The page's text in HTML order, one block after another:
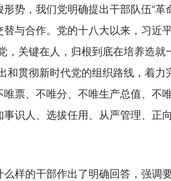
势，我们党明确提出干部队伍“革
与合作。党的十八大以来，习近
，关键在人，归根到底在培养造就
和贯彻新时代党的组织路线，着力
票、不唯分、不唯生产总值、不
识人、选拔任用、从严管理、正
样的干部作出了明确回答，强调